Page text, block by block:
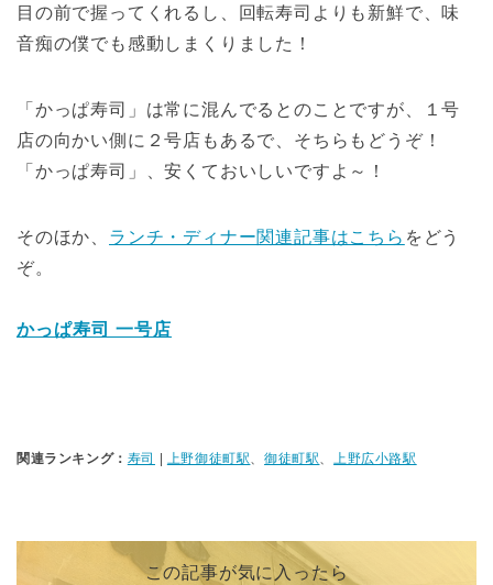
目の前で握ってくれるし、回転寿司よりも新鮮で、味
音痴の僕でも感動しまくりました！
「かっぱ寿司」は常に混んでるとのことですが、１号
店の向かい側に２号店もあるで、そちらもどうぞ！
「かっぱ寿司」、安くておいしいですよ～！
そのほか、 ランチ・ディナー関連記事はこちら をどう
ぞ。
かっぱ寿司 一号店
関連ランキング： 寿司 上野御徒町駅、御徒町駅、上野広小路駅
この記事が気に入ったら